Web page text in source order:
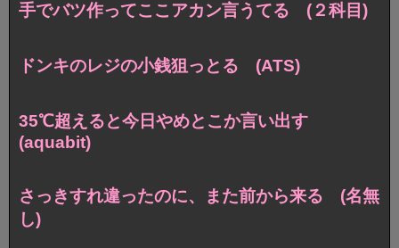
手でバツ作ってここアカン言うてる (２科目)
ドンキのレジの小銭狙っとる (ATS)
35℃超えると今日やめとこか言い出す
(aquabit)
さっきすれ違ったのに、また前から来る (名無
し)